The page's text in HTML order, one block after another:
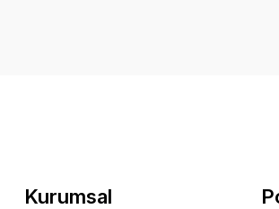
Kurumsal